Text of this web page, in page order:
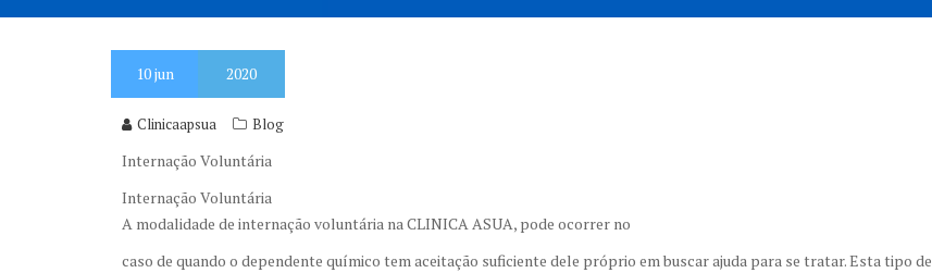
10jun 2020
Clinicaapsua Blog
Internação Voluntária
Internação Voluntária
A modalidade de internação voluntária na CLINICA ASUA, pode ocorrer no
caso de quando o dependente químico tem aceitação suficiente dele próprio em buscar ajuda para se tratar. Esta tipo de